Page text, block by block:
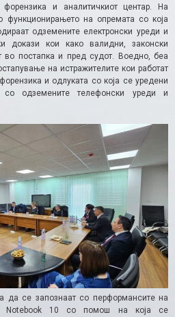
форензика и аналитичкиот центар. На
функционирањето на опремата со која
одземените електронски уреди и
докази кои како валидни, законски
во постапка и пред судот. Воедно, беа
на истражителите кои работат
и одлуката со која се уредени
со одземените телефонски уреди и
да се запознаат со перформансите на
Notebook 10 со помош на која се